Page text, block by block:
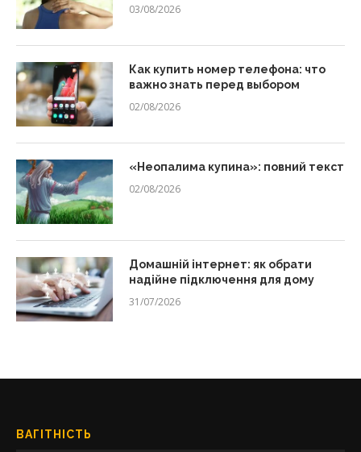
03/08/2026
Как купить номер телефона: что
важно знать перед выбором
02/08/2026
«Неопалима купина»: повний текст
02/08/2026
Домашній інтернет: як обрати
надійне підключення для дому
31/07/2026
ВАГІТНІСТЬ